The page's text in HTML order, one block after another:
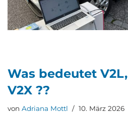
Was bedeu­tet V2L,
V2X ??
von Adriana Mottl 10. März 2026